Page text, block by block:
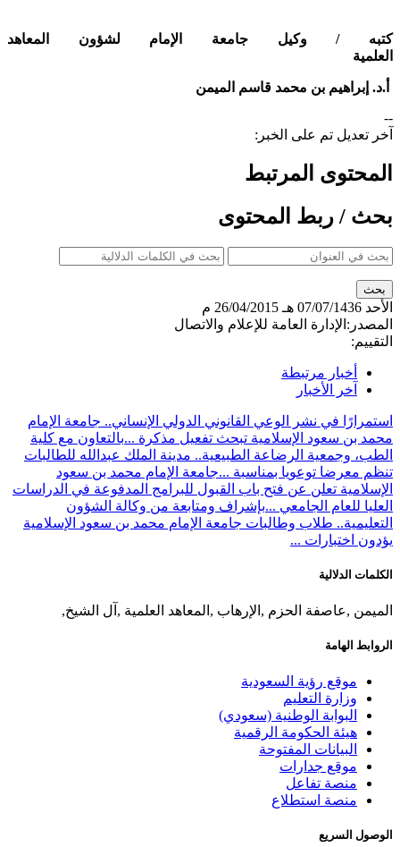
كتبه / وكيل جامعة الإمام لشؤون المعاهد
العلمية
أ.د. إبراهيم بن محمد قاسم الميمن
--
آخر تعديل تم على الخبر:
المحتوى المرتبط
بحث / ربط المحتوى
الأحد 07/07/1436 هـ
26/04/2015 م
المصدر: الإدارة العامة للإعلام والاتصال
التقييم:
أخبار مرتبطة
آخر الأخبار
استمرارًا في نشر الوعي القانوني الدولي الإنساني.. جامعة الإمام
محمد بن سعود الإسلامية تبحث تفعيل مذكرة ...بالتعاون مع كلية
الطب، وجمعية الرضاعة الطبيعية.. مدينة الملك عبدالله للطالبات
تنظم معرضا توعويا بمناسبة ...جامعة الإمام محمد بن سعود
الإسلامية تعلن عن فتح باب القبول للبرامج المدفوعة في الدراسات
العليا للعام الجامعي ...بإشراف ومتابعة من وكالة الشؤون
التعليمية.. طلاب وطالبات جامعة الإمام محمد بن سعود الإسلامية
يؤدون اختبارات ...
الكلمات الدلالية
الميمن ,عاصفة الحزم ,الإرهاب ,المعاهد العلمية ,آل الشيخ,
الروابط الهامة
موقع رؤية السعودية
وزارة التعليم
البوابة الوطنية (سعودي)
هيئة الحكومة الرقمية
البيانات المفتوحة
موقع جدارات
منصة تفاعل
منصة استطلاع
الوصول السريع